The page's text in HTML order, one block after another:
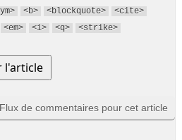
<b> <blockquote>
<cite>
<em> <i> <q>
<strike>
Flux de commentaires pour cet article